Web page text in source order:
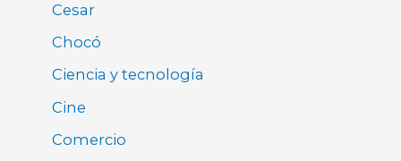
Cesar
Chocó
Ciencia y tecnología
Cine
Comercio